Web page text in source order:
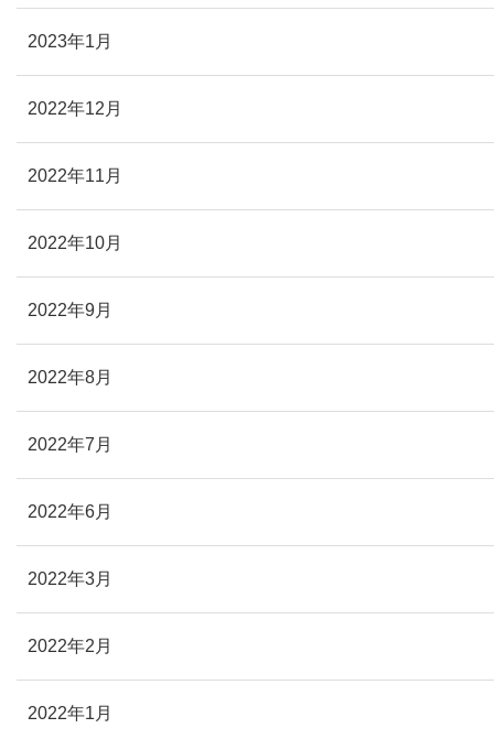
2023年1月
2022年12月
2022年11月
2022年10月
2022年9月
2022年8月
2022年7月
2022年6月
2022年3月
2022年2月
2022年1月